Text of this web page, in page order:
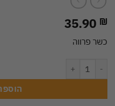
35.90 ₪
כשר פרווה